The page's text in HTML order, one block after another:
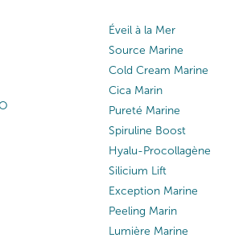
Éveil à la Mer
Source Marine
Cold Cream Marine
Cica Marin
Pureté Marine
Spiruline Boost
Hyalu-Procollagène
Silicium Lift
Exception Marine
Peeling Marin
Lumière Marine